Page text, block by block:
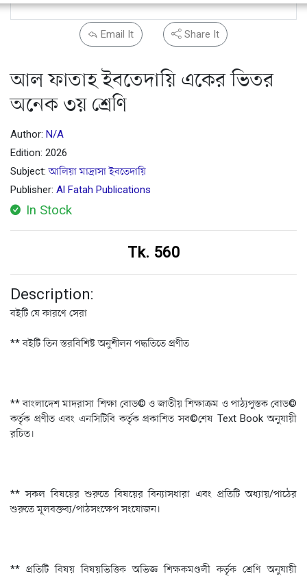
Email It Share It
আল ফাতাহ ইবতেদায়ি একের ভিতর
অনেক ৩য় শ্রেণি
Author: N/A
Edition: 2026
Subject:আলিয়া মাদ্রাসা ইবতেদায়ি
Publisher: Al Fatah Publications
In Stock
Tk. 560
Description:
বইটি যে কারণে সেরা
** বইটি তিন স্তরবিশিষ্ট অনুশীলন পদ্ধতিতে প্রণীত
** বাংলাদেশ মাদরাসা শিক্ষা বোড© ও জাতীয় শিক্ষাক্রম ও পাঠ্যপুস্তক বোড©
কর্তৃক প্রণীত এবং এনসিটিবি কর্তৃক প্রকাশিত সব©শেষ Text Book অনুযায়ী
রচিত।
** সকল বিষয়ের শুরুতে বিষয়ের বিন্যাসধারা এবং প্রতিটি অধ্যায়/পাঠের
শুরুতে মূলবক্তব্য/পাঠসংক্ষেপ সংযোজন।
** প্রতিটি বিষয় বিষয়ভিত্তিক অভিজ্ঞ শিক্ষকমণ্ডলী কর্তৃক শ্রেণি অনুযায়ী